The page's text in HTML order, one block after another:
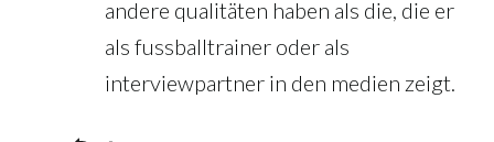
andere qualitäten haben als die, die er
als fussballtrainer oder als
interviewpartner in den medien zeigt.